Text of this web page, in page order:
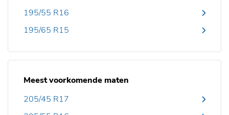
195/55 R16
195/65 R15
Meest voorkomende maten
205/45 R17